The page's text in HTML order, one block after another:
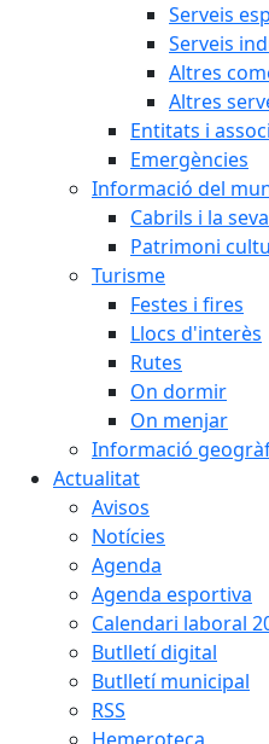
Serveis
Serveis
Altres
Altres
Entitats i
Emergències
Informació del
Cabrils i la
Patrimoni
Turisme
Festes i fires
Llocs d'interès
Rutes
On dormir
On menjar
Informació
Actualitat
Avisos
Notícies
Agenda
Agenda esportiva
Calendari laboral
Butlletí digital
Butlletí municipal
RSS